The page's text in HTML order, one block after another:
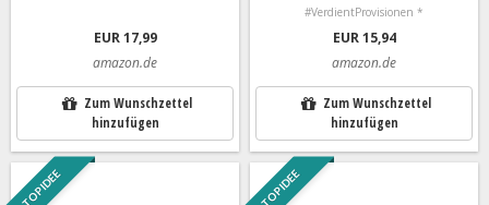
EUR 17,99
amazon.de
Zum Wunschzettel
hinzufügen
#VerdientProvisionen *
EUR 15,94
amazon.de
Zum Wunschzettel
hinzufügen
TOP IDEE TOP IDEE